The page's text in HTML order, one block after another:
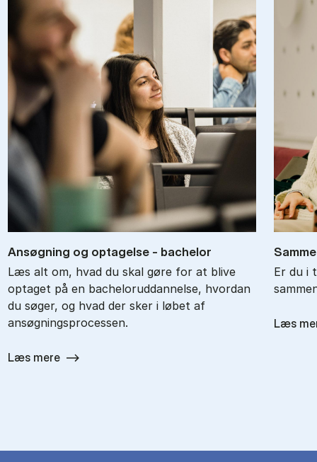
An­søg­ning og op­ta­gel­se - ba­chel­or
Læs alt om, hvad du skal gøre for at blive
optaget på en bacheloruddannelse, hvordan
du søger, og hvad der sker i løbet af
ansøgningsprocessen.
Læs mere
Er du i
Læs